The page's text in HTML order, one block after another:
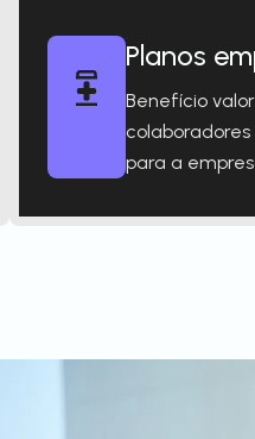
Planos
Benefício
para a